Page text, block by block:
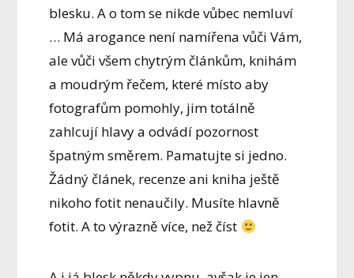
blesku. A o tom se nikde vůbec nemluví
… Má arogance není namířena vůči Vám,
ale vůči všem chytrým článkům, knihám
a moudrým řečem, které místo aby
fotografům pomohly, jim totálně
zahlcují hlavy a odvádí pozornost
špatným směrem. Pamatujte si jedno.
Žádný článek, recenze ani kniha ještě
nikoho fotit nenaučily. Musíte hlavně
fotit. A to výrazně více, než číst